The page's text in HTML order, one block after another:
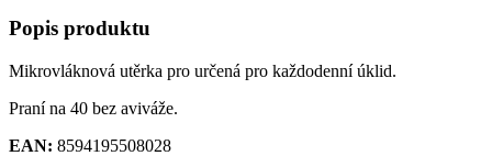
Popis produktu
Mikrovláknová utěrka pro určená pro každodenní úklid.
Praní na 40 bez aviváže.
EAN: 8594195508028